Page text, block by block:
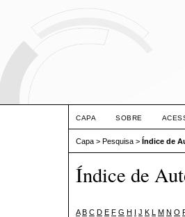
CAPA SOBRE
Capa > Pesquisa > Índice de
Índice de
A B C D E F G H I J K L M N O